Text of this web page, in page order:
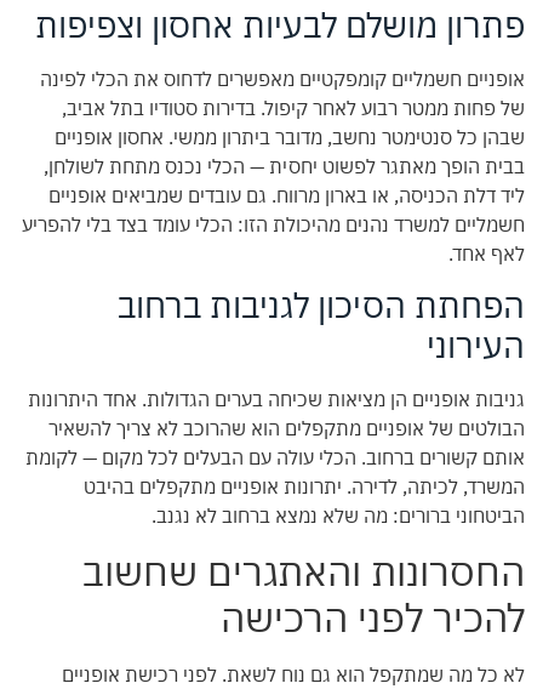
פתרון מושלם לבעיות אחסון וצפיפות
אופניים חשמליים קומפקטיים מאפשרים לדחוס את הכלי לפינה
של פחות ממטר רבוע לאחר קיפול. בדירות סטודיו בתל אביב,
שבהן כל סנטימטר נחשב, מדובר ביתרון ממשי. אחסון אופניים
בבית הופך מאתגר לפשוט יחסית — הכלי נכנס מתחת לשולחן,
ליד דלת הכניסה, או בארון מרווח. גם עובדים שמביאים אופניים
חשמליים למשרד נהנים מהיכולת הזו: הכלי עומד בצד בלי להפריע
לאף אחד.
הפחתת הסיכון לגניבות ברחוב
העירוני
גניבות אופניים הן מציאות שכיחה בערים הגדולות. אחד היתרונות
הבולטים של אופניים מתקפלים הוא שהרוכב לא צריך להשאיר
אותם קשורים ברחוב. הכלי עולה עם הבעלים לכל מקום — לקומת
המשרד, לכיתה, לדירה. יתרונות אופניים מתקפלים בהיבט
הביטחוני ברורים: מה שלא נמצא ברחוב לא נגנב.
החסרונות והאתגרים שחשוב
להכיר לפני הרכישה
לא כל מה שמתקפל הוא גם נוח לשאת. לפני רכישת אופניים